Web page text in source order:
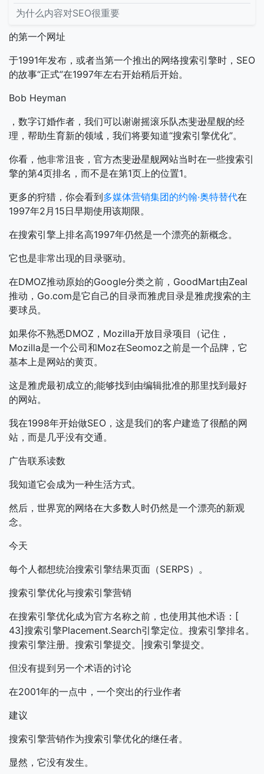
为什么内容对SEO很重要
的第一个网址
于1991年发布，或者当第一个推出的网络搜索引擎时，SEO
的故事“正式”在1997年左右开始稍后开始。
Bob Heyman
，数字订婚作者，我们可以谢谢摇滚乐队杰斐逊星舰的经
理，帮助生育新的领域，我们将要知道“搜索引擎优化”。
你看，他非常沮丧，官方杰斐逊星舰网站当时在一些搜索引
擎的第4页排名，而不是在第1页上的位置1。
更多的狩猎，你会看到多媒体营销集团的约翰·奥特替代在
1997年2月15日早期使用该期限。
在搜索引擎上排名高1997年仍然是一个漂亮的新概念。
它也是非常出现的目录驱动。
在DMOZ推动原始的Google分类之前，GoodMart由Zeal
推动，Go.com是它自己的目录而雅虎目录是雅虎搜索的主
要球员。
如果你不熟悉DMOZ，Mozilla开放目录项目（记住，
Mozilla是一个公司和Moz在Seomoz之前是一个品牌，它
基本上是网站的黄页。
这是雅虎最初成立的;能够找到由编辑批准的那里找到最好
的网站。
我在1998年开始做SEO，这是我们的客户建造了很酷的网
站，而是几乎没有交通。
广告联系读数
我知道它会成为一种生活方式。
然后，世界宽的网络在大多数人时仍然是一个漂亮的新观
念。
今天
每个人都想统治搜索引擎结果页面（SERPS）。
搜索引擎优化与搜索引擎营销
在搜索引擎优化成为官方名称之前，也使用其他术语：[
43]搜索引擎Placement.Search引擎定位。搜索引擎排名。
搜索引擎注册。搜索引擎提交。|搜索引擎提交。
但没有提到另一个术语的讨论
在2001年的一点中，一个突出的行业作者
建议
搜索引擎营销作为搜索引擎优化的继任者。
显然，它没有发生。